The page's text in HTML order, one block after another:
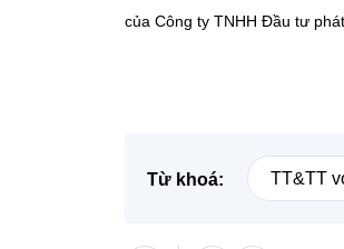
của Công ty TNHH Đầu tư
Từ khoá: TT&TT